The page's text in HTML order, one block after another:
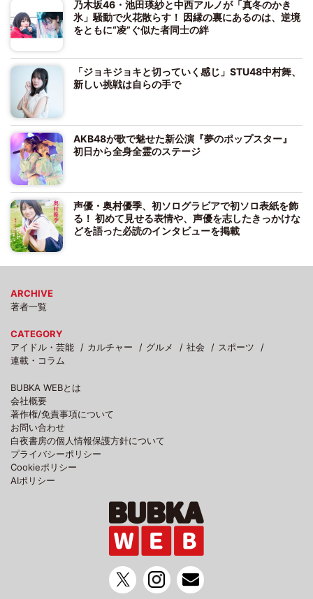
乃木坂46・池田瑛紗と中西アルノが「真冬のかき
氷」騒動で火花散らす！ 因縁の裏にあるのは、逆境
をともに“凌”ぐ似た者同士の絆
「ジョキジョキと切っていく感じ」STU48中村舞、
新しい挑戦は自らの手で
AKB48が歌で魅せた新公演『夢のポップスター』
初日から全身全霊のステージ
声優・奥村優季、初ソログラビアで初ソロ表紙を飾
る！ 初めて見せる表情や、声優を志したきっかけな
どを語った必読のインタビューを掲載
ARCHIVE
著者一覧
CATEGORY
アイドル・芸能
カルチャー グルメ 社会
スポーツ
連載・コラム
BUBKA WEBとは
会社概要
著作権/免責事項について
お問い合わせ
白夜書房の個人情報保護方針について
プライバシーポリシー
Cookieポリシー
AIポリシー